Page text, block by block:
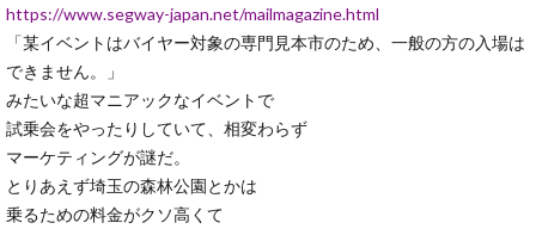
https://www.segway-japan.net/mailmagazine.html
「某イベントはバイヤー対象の専門見本市のため、一般の方の入場は
できません。」
みたいな超マニアックなイベントで
試乗会をやったりしていて、相変わらず
マーケティングが謎だ。
とりあえず埼玉の森林公園とかは
乗るための料金がクソ高くて